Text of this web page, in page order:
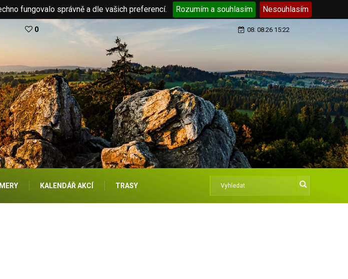
fungovalo správně a dle vašich preferencí. Rozumím a souhlasím Nesouhlasím
0 08. 08.26 15:22
KALENDÁŘ AKCÍ TRASY